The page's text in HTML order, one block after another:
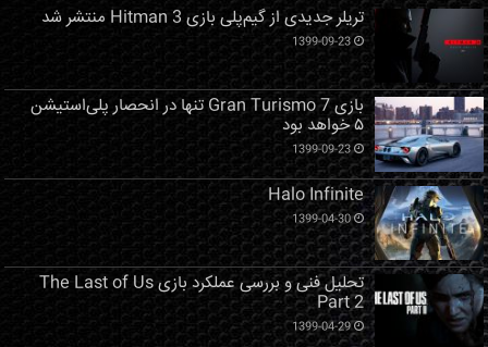
تریلر جدیدی از گیم‌پلی بازی Hitman 3 منتشر شد
1399-09-23
بازی Gran Turismo 7 تنها در انحصار پلی‌استیشن
۵ خواهد بود
1399-09-23
Halo Infinite
1399-04-30
تحلیل فنی و بررسی عملکرد بازی The Last of Us
Part 2
1399-04-29